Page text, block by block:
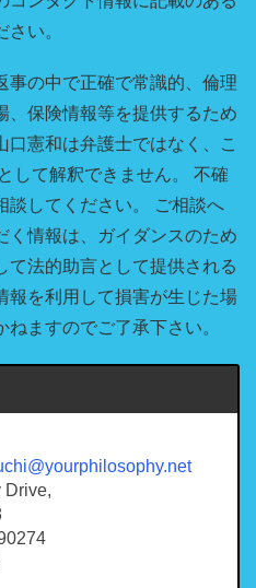
い。
事の中で正確で常識的、倫理
、保険情報等を提供するため
憲和は弁護士ではなく、こ
して解釈できません。 不確
談してください。 ご相談へ
く情報は、ガイダンスのため
て法的助言として提供される
報を利用して損害が生じた場
ますのでご了承下さい。
Drive,